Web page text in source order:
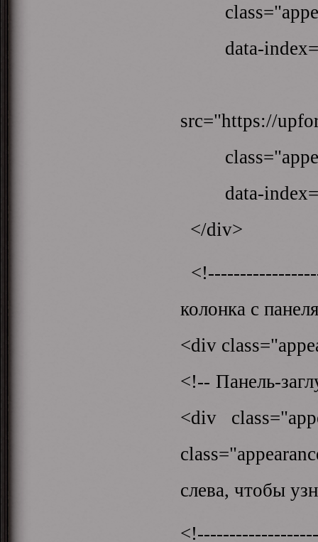
data-
src="https://
data-
</div>
колонка с
<div
<!-- Панель-
<div
слева, чтобы